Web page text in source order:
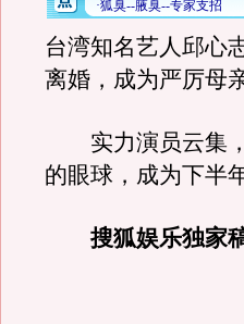
台湾知名艺人邱心
离婚，成为严厉母
实力演员云集，
的眼球，成为下半
搜狐娱乐独家